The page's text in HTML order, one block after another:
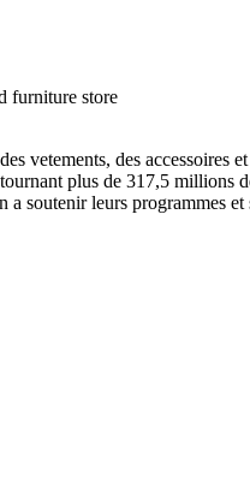
furniture store
des accessoires
plus de 317,5 millions
soutenir leurs programmes